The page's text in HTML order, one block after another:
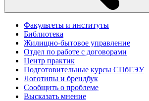
Факультеты и институты
Библиотека
Жилищно-бытовое управление
Отдел по работе с договорами
Центр практик
Подготовительные курсы СПбГЭУ
Логотипы и брендбук
Сообщить о проблеме
Высказать мнение